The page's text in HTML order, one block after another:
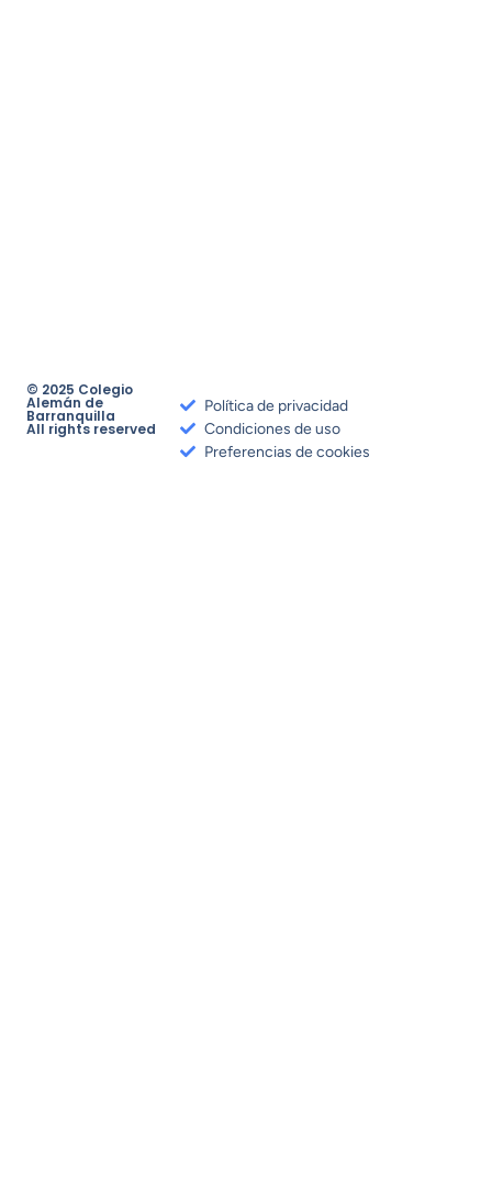
© 2025 Colegio
Alemán de
Barranquilla
All rights reserved
Política de privacidad
Condiciones de uso
Preferencias de cookies